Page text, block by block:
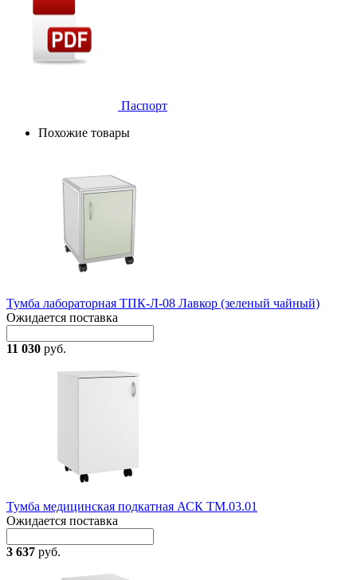
Паспорт
Похожие товары
Тумба лабораторная ТПК-Л-08 Лавкор (зеленый чайный)
Ожидается поставка
11 030 руб.
Тумба медицинская подкатная АСК ТМ.03.01
Ожидается поставка
3 637 руб.